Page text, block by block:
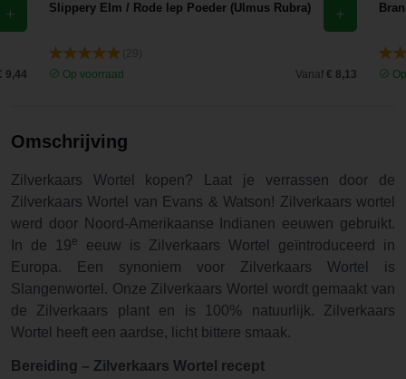
9,44
Slippery Elm / Rode Iep Poeder (Ulmus Rubra)
Op voorraad
Vanaf € 8,13
Omschrijving
Zilverkaars Wortel kopen? Laat je verrassen door de
Zilverkaars Wortel van Evans & Watson! Zilverkaars wortel
werd door Noord-Amerikaanse Indianen eeuwen gebruikt.
In de 19e
eeuw is Zilverkaars Wortel geïntroduceerd in
Europa. Een synoniem voor Zilverkaars Wortel is
Slangenwortel. Onze Zilverkaars Wortel wordt gemaakt van
de Zilverkaars plant en is 100% natuurlijk. Zilverkaars
Wortel heeft een aardse, licht bittere smaak.
Bereiding – Zilverkaars Wortel recept